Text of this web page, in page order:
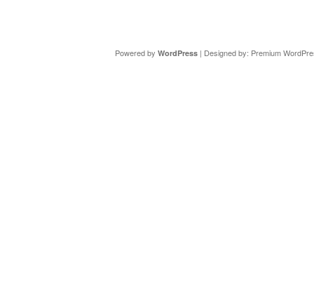
Powered by WordPress| Designed by: Premium